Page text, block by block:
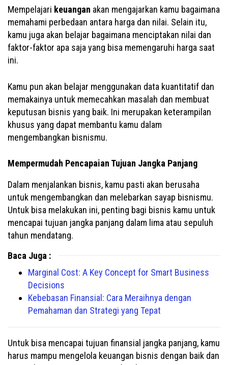
Mempelajari keuangan akan mengajarkan kamu bagaimana
memahami perbedaan antara harga dan nilai. Selain itu,
kamu juga akan belajar bagaimana menciptakan nilai dan
faktor-faktor apa saja yang bisa memengaruhi harga saat
ini.
Kamu pun akan belajar menggunakan data kuantitatif dan
memakainya untuk memecahkan masalah dan membuat
keputusan bisnis yang baik. Ini merupakan keterampilan
khusus yang dapat membantu kamu dalam
mengembangkan bisnismu.
Mempermudah Pencapaian Tujuan Jangka Panjang
Dalam menjalankan bisnis, kamu pasti akan berusaha
untuk mengembangkan dan melebarkan sayap bisnismu.
Untuk bisa melakukan ini, penting bagi bisnis kamu untuk
mencapai tujuan jangka panjang dalam lima atau sepuluh
tahun mendatang.
Baca Juga :
Marginal Cost: A Key Concept for Smart Business
Decisions
Kebebasan Finansial: Cara Meraihnya dengan
Pemahaman dan Strategi yang Tepat
Untuk bisa mencapai tujuan finansial jangka panjang, kamu
harus mampu mengelola keuangan bisnis dengan baik dan